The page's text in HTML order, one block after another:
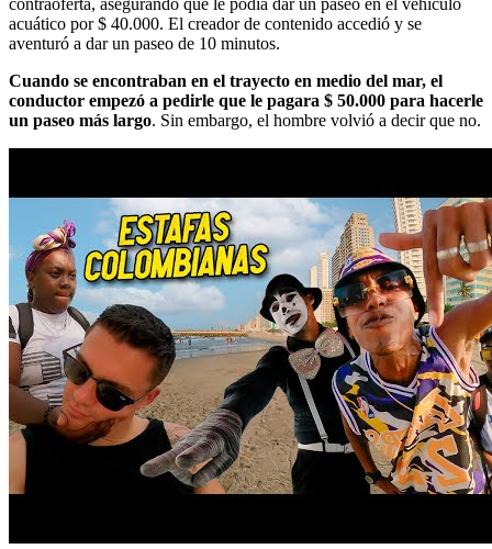
acuático por $ 40.000. El creador de contenido accedió y se
aventuró a dar un paseo de 10 minutos.
Cuando se encontraban en el trayecto en medio del mar, el
conductor empezó a pedirle que le pagara $ 50.000 para hacerle
un paseo más largo. Sin embargo, el hombre volvió a decir que no.